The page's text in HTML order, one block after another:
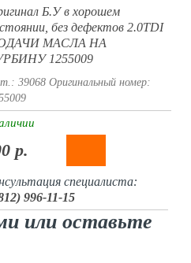
Б.У в хорошем
без дефектов 2.0TDI
МАСЛА НА
1255009
39068 Оригинальный номер:
р.
специалиста:
996-11-15
или оставьте